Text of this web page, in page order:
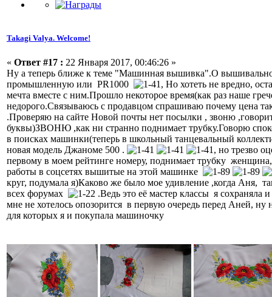
Takagi Valya. Welcome!
« Ответ #17 : 22 Января 2017, 00:46:26 »
Ну а теперь ближе к теме "Машинная вышивка".О
промышленную или PR1000
, Но хотеть не вредно,
мечта вместе с ним.Прошло некоторое время(как раз наше
недорого.Связываюсь с продавцом спрашиваю почему цена
.Проверяю на сайте Новой почты нет посылки , звоню
буквы)ЗВОНЮ ,как ни странно поднимает трубку.Говорю
в поисках машинки(теперь в школьный танцевальный
новая модель Джаноме 500 .
, но трезво
первому в моем рейтинге номеру, поднимает трубку
работы в соцсетях вышитые на этой машинке
круг, подумала я)Каково же было мое удивление ,когда Аня,
всех форумах
.Ведь это её мастер классы я сохраняла
мне не хотелось опозорится в первую очередь перед Аней,
для которых я и покупала машиночку